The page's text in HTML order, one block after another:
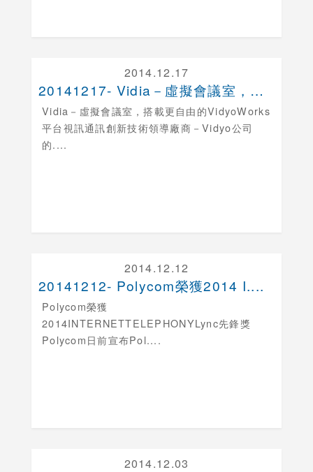
2014.12.17
20141217- Vidia－虛擬會議室，搭載更....
Vidia－虛擬會議室，搭載更自由的VidyoWorks
平台視訊通訊創新技術領導廠商－Vidyo公司
的....
2014.12.12
20141212- Polycom榮獲2014 I....
Polycom榮獲
2014INTERNETTELEPHONYLync先鋒獎
Polycom日前宣布Pol....
2014.12.03